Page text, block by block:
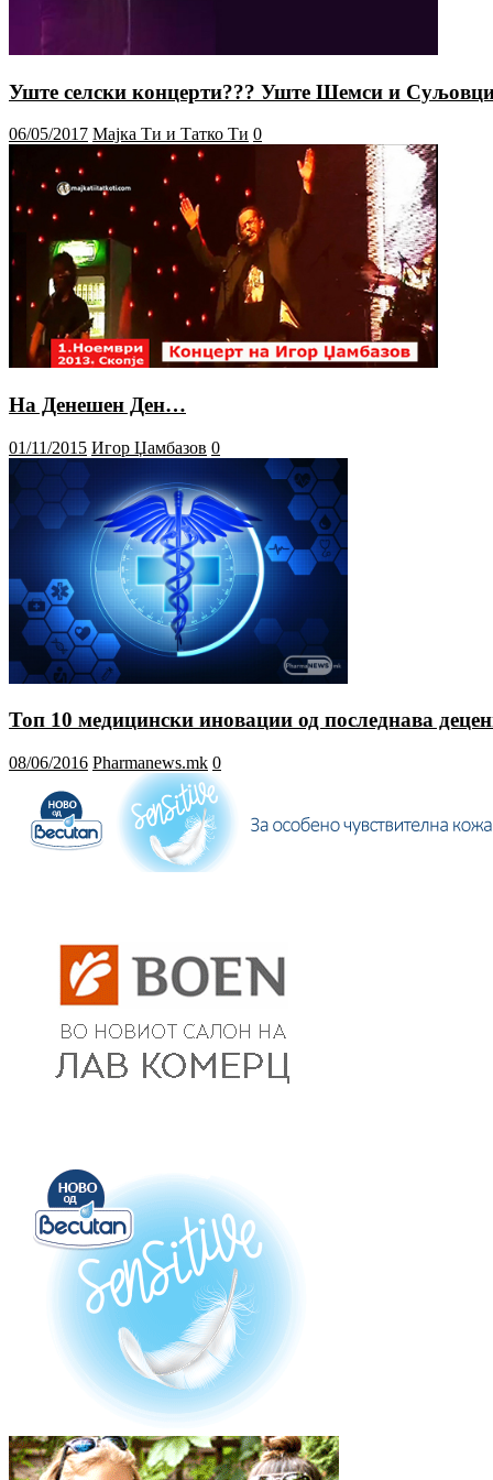
Уште селски концерти??? Уште Шемси и
06/05/2017 Мајка Ти и Татко Ти 0
На Денешен Ден…
01/11/2015 Игор Џамбазов 0
Топ 10 медицински иновации од последнава
08/06/2016 Pharmanews.mk 0